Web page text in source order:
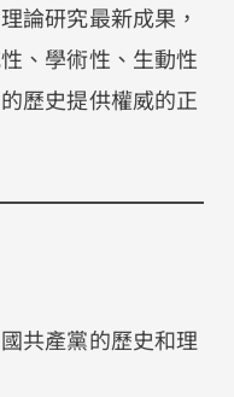
論研究最新成果，
、學術性、生動性
歷史提供權威的正
共產黨的歷史和理